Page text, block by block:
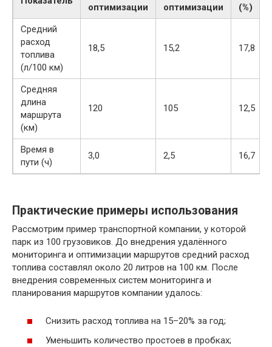
оптимизации оптимизации
(%)
Средний
расход
топлива
(л/100 км)
18,5 15,2 17,8
Средняя
длина
маршрута
(км)
120 105 12,5
Время в
пути (ч)
3,0 2,5 16,7
Практические примеры использования
Рассмотрим пример транспортной компании, у которой
парк из 100 грузовиков. До внедрения удалённого
мониторинга и оптимизации маршрутов средний расход
топлива составлял около 20 литров на 100 км. После
внедрения современных систем мониторинга и
планирования маршрутов компании удалось:
Снизить расход топлива на 15–20% за год;
Уменьшить количество простоев в пробках;